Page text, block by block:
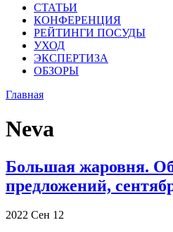
СТАТЬИ
КОНФЕРЕНЦИЯ
РЕЙТИНГИ ПОСУДЫ
УХОД
ЭКСПЕРТИЗА
ОБЗОРЫ
Главная
Neva
Большая жаровня.
предложений,
2022 Сен 12